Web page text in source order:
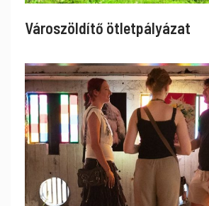
Városzöldítő ötletpályázat